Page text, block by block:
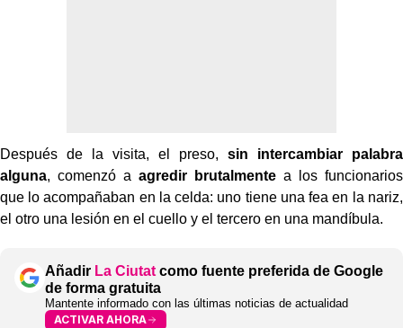
Después de la visita, el preso, sin intercambiar palabra
alguna, comenzó a agredir brutalmentea los funcionarios
que lo acompañaban en la celda: uno tiene una fea en la nariz,
el otro una lesión en el cuello y el tercero en una mandíbula.
Añadir La Ciutat como fuente preferida de Google
de forma gratuita
Mantente informado con las últimas noticias de actualidad
ACTIVAR AHORA